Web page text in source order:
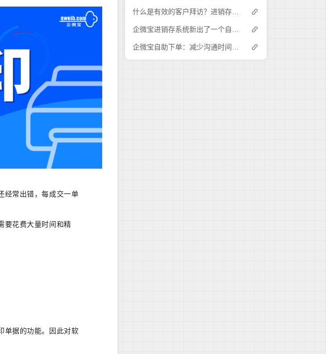
经常出错，每成交一单
要花费大量时间和精
单据的功能。因此对软